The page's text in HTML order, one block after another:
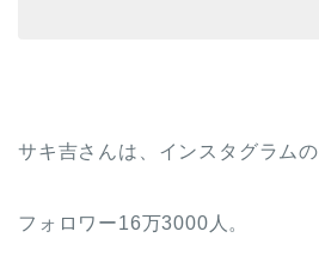
サキ吉さんは、インスタグラムの
フォロワー16万3000人。